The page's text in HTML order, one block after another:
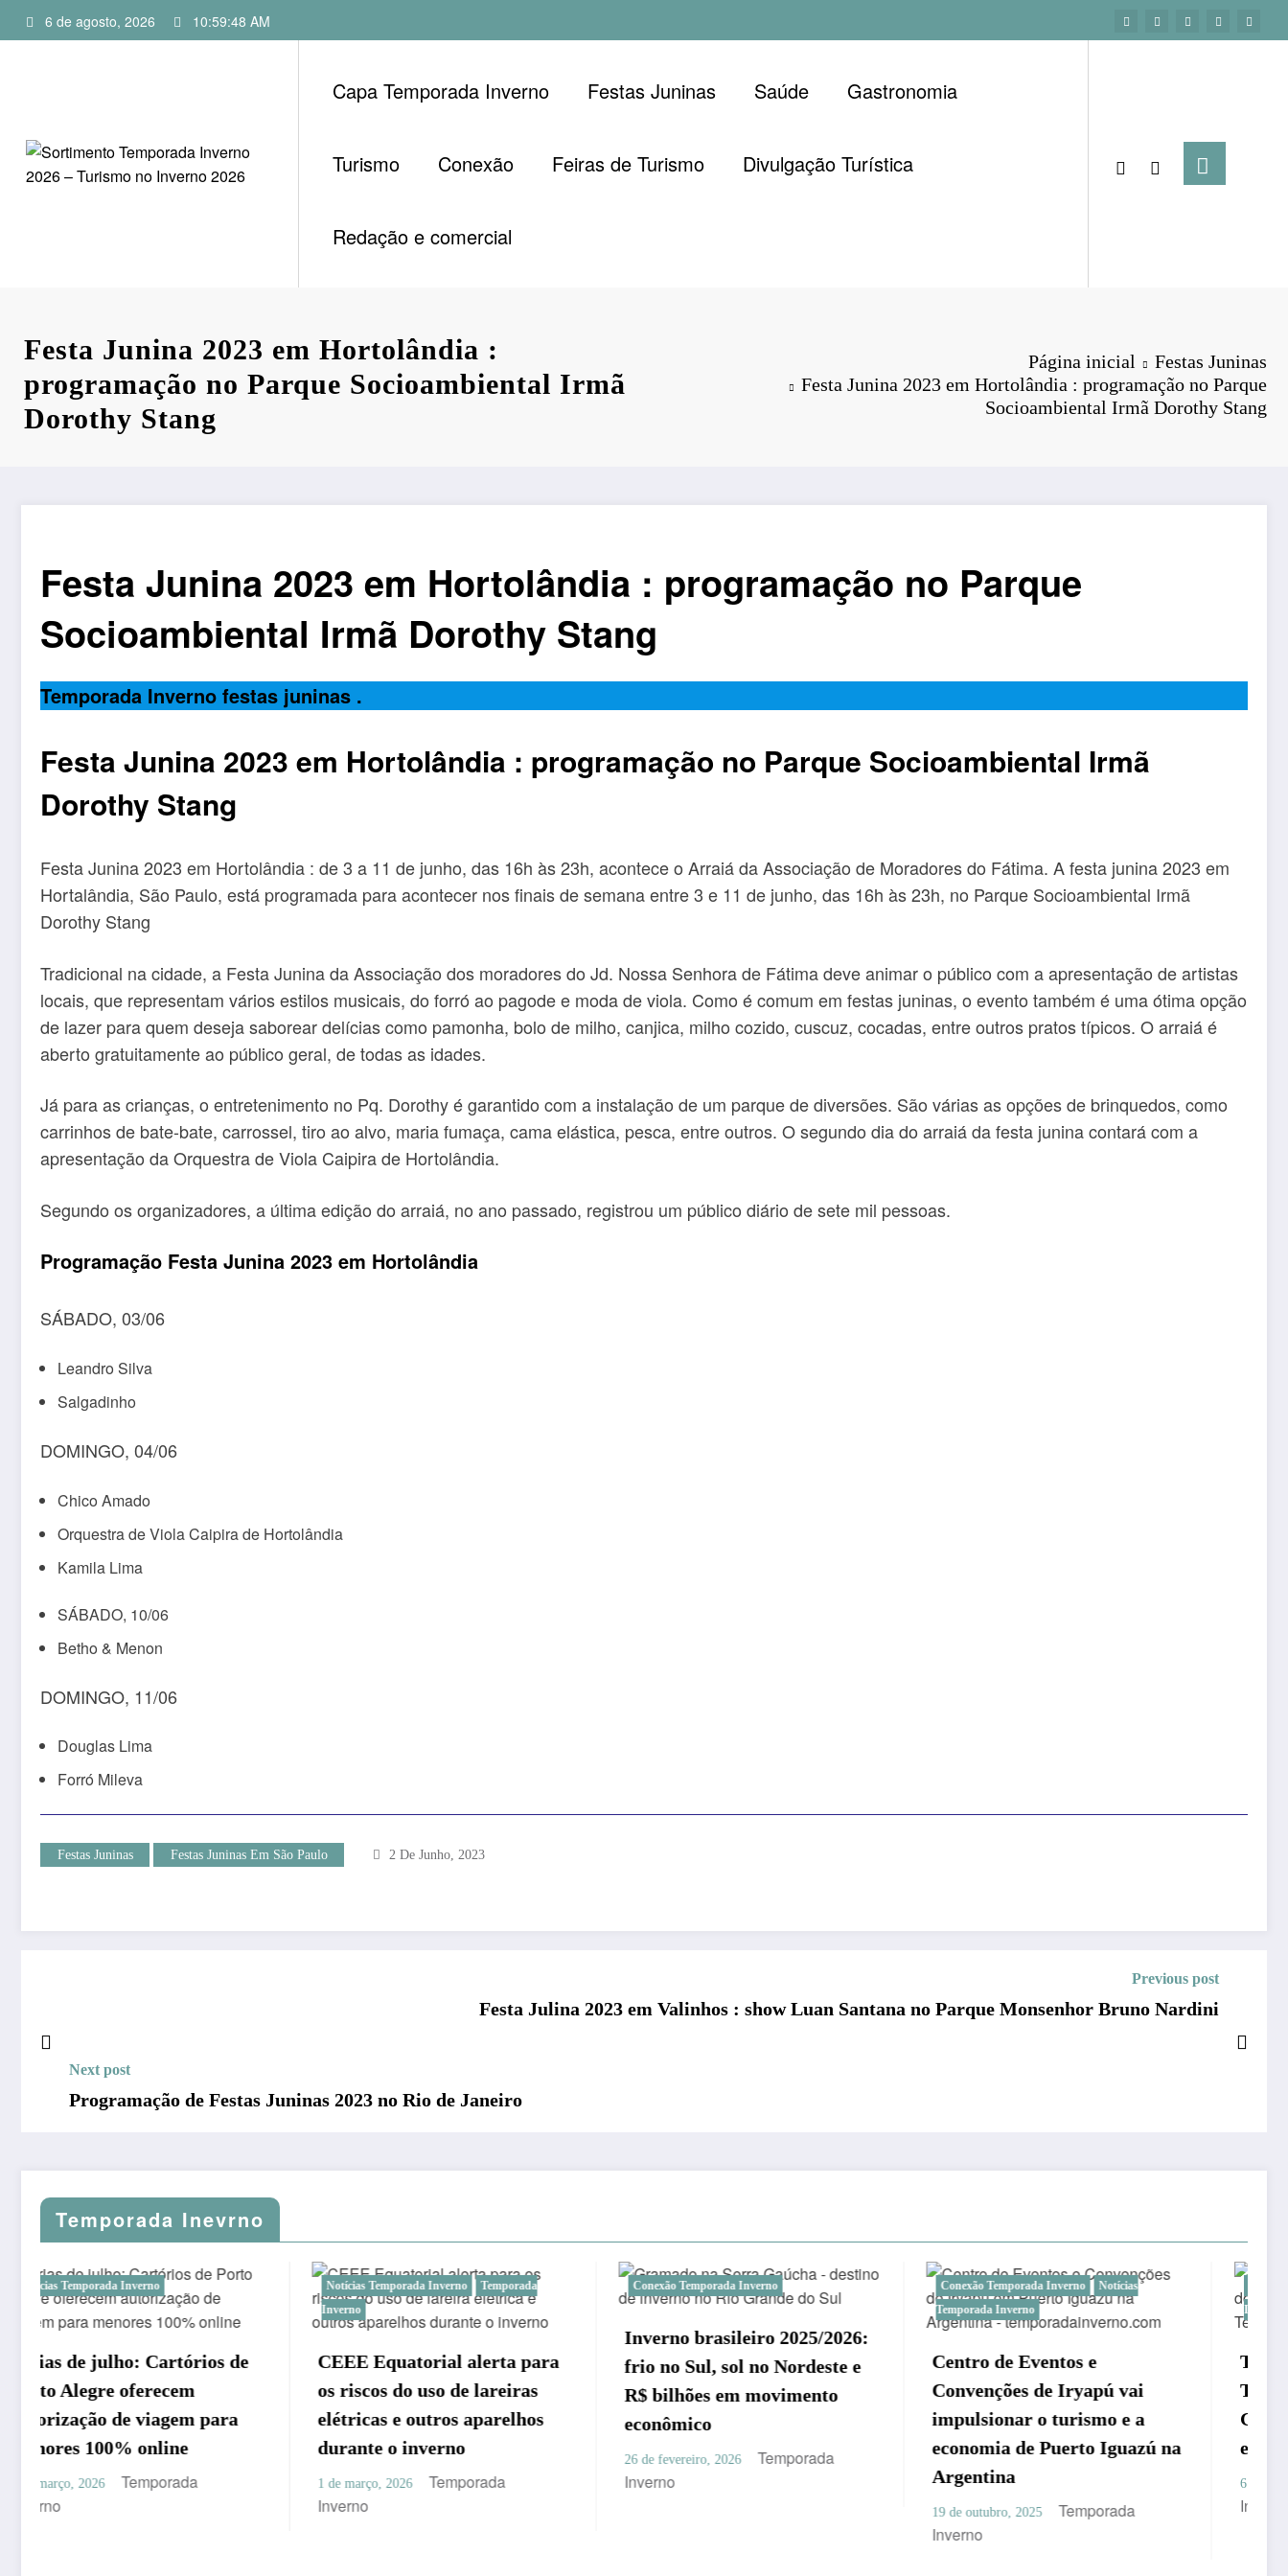
para
6 de agosto, 2026 10:59:49 AM
Capa Temporada Inverno Festas Juninas Saúde Gastronomia
Turismo Conexão Feiras de Turismo Divulgação Turística
Redação e comercial
Festa Junina 2023 em Hortolândia :
programação no Parque Socioambiental Irmã
Dorothy Stang
Página inicial
Festas Juninas
Festa Junina 2023 em Hortolândia : programação no Parque
Socioambiental Irmã Dorothy Stang
Festa Junina 2023 em Hortolândia : programação no Parque
Socioambiental Irmã Dorothy Stang
Temporada Inverno festas juninas .
Festa Junina 2023 em Hortolândia : programação no Parque Socioambiental Irmã
Dorothy Stang
Festa Junina 2023 em Hortolândia : de 3 a 11 de junho, das 16h às 23h, acontece o Arraiá da Associação de Moradores do Fátima. A festa junina 2023 em
Hortalândia, São Paulo, está programada para acontecer nos finais de semana entre 3 e 11 de junho, das 16h às 23h, no Parque Socioambiental Irmã
Dorothy Stang
Tradicional na cidade, a Festa Junina da Associação dos moradores do Jd. Nossa Senhora de Fátima deve animar o público com a apresentação de artistas
locais, que representam vários estilos musicais, do forró ao pagode e moda de viola. Como é comum em festas juninas, o evento também é uma ótima opção
de lazer para quem deseja saborear delícias como pamonha, bolo de milho, canjica, milho cozido, cuscuz, cocadas, entre outros pratos típicos. O arraiá é
aberto gratuitamente ao público geral, de todas as idades.
Já para as crianças, o entretenimento no Pq. Dorothy é garantido com a instalação de um parque de diversões. São várias as opções de brinquedos, como
carrinhos de bate-bate, carrossel, tiro ao alvo, maria fumaça, cama elástica, pesca, entre outros. O segundo dia do arraiá da festa junina contará com a
apresentação da Orquestra de Viola Caipira de Hortolândia.
Segundo os organizadores, a última edição do arraiá, no ano passado, registrou um público diário de sete mil pessoas.
Programação Festa Junina 2023 em Hortolândia
SÁBADO, 03/06
Leandro Silva
Salgadinho
DOMINGO, 04/06
Chico Amado
Orquestra de Viola Caipira de Hortolândia
Kamila Lima
SÁBADO, 10/06
Betho & Menon
DOMINGO, 11/06
Douglas Lima
Forró Mileva
Festas Juninas Festas Juninas Em São Paulo 2 De Junho, 2023
Previous post
Festa Julina 2023 em Valinhos : show Luan Santana no Parque Monsenhor Bruno Nardini
Next post
Programação de Festas Juninas 2023 no Rio de Janeiro
Temporada Inevrno
Notícias Temporada Inverno
CEEE Equatorial alerta para
os riscos do uso de lareiras
elétricas e outros aparelhos
durante o inverno
1 de março, 2026
Conexão Temporada Inverno
Inverno brasileiro 2025/2026:
frio no Sul, sol no Nordeste e
R$ bilhões em movimento
econômico
Inverno
Conexão Temporada Inverno
Centro de Eventos e
Convenções de Iryapú vai
impulsionar o turismo e a
economia de Puerto Iguazú na
Temporada Inverno no Paraná
Inverno Turismo
Terceira edição do Guia
Turístico dos Campos
Gerais vai reunir jornalistas
especialistas em turismo
Inverno